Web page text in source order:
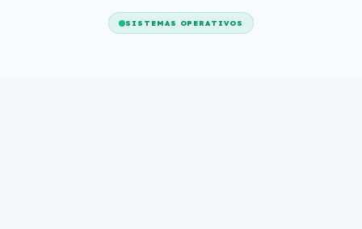
SISTEMAS OPERATIVOS